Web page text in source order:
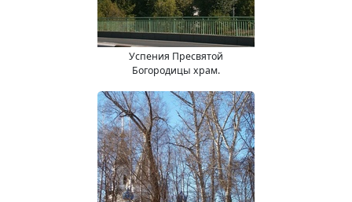
Успения Пресвятой
Богородицы храм.